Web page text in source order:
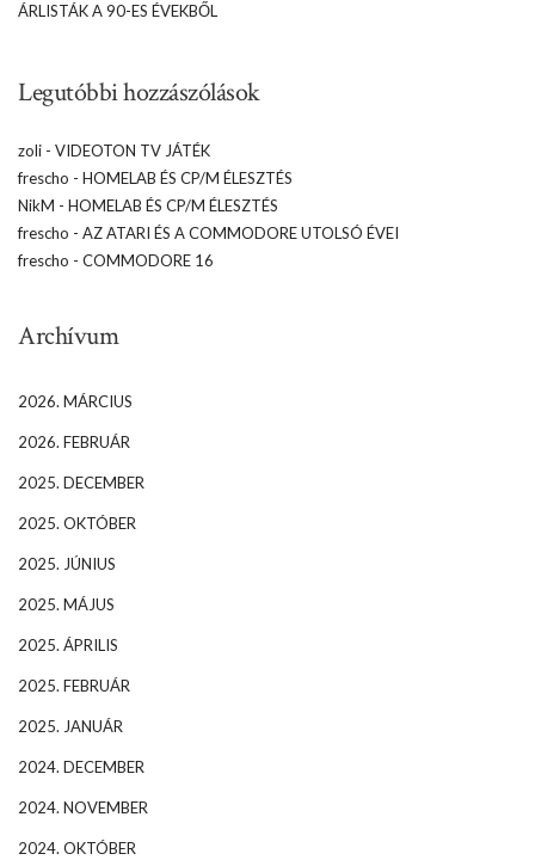
ÁRLISTÁK A 90-ES ÉVEKBŐL
Legutóbbi hozzászólások
zoli - VIDEOTON TV JÁTÉK
frescho - HOMELAB ÉS CP/M ÉLESZTÉS
NikM - HOMELAB ÉS CP/M ÉLESZTÉS
frescho - AZ ATARI ÉS A COMMODORE UTOLSÓ ÉVEI
frescho - COMMODORE 16
Archívum
2026. MÁRCIUS
2026. FEBRUÁR
2025. DECEMBER
2025. OKTÓBER
2025. JÚNIUS
2025. MÁJUS
2025. ÁPRILIS
2025. FEBRUÁR
2025. JANUÁR
2024. DECEMBER
2024. NOVEMBER
2024. OKTÓBER